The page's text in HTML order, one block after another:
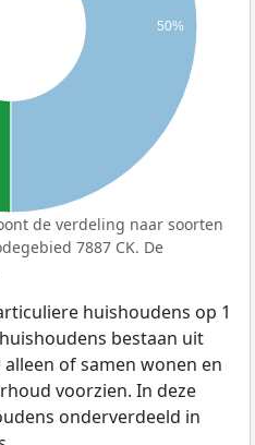
50%
de verdeling naar soorten
7887 CK. De
huishoudens op 1
bestaan uit
of samen wonen en
voorzien. In deze
onderverdeeld in